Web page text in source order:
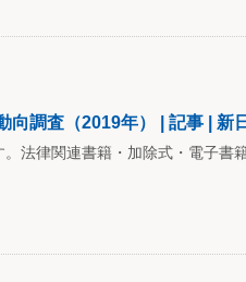
調査（2019年） | 記事 | 新
法律関連書籍・加除式・電子書